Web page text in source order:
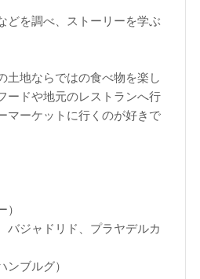
どを調べ、ストーリーを学ぶ
土地ならではの食べ物を楽し
ードや地元のレストランへ行
マーケットに行くのが好きで
）
バジャドリド、プラヤデルカ
ンブルグ）